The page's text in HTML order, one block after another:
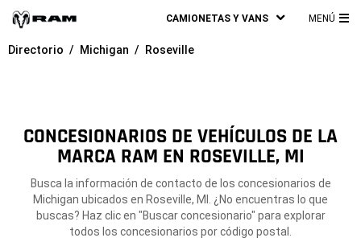
CAMIONETAS Y VANS MENÚ
Directorio Michigan Roseville
CONCESIONARIOS DE VEHÍCULOS DE LA
MARCA RAM EN ROSEVILLE, MI
Busca la información de contacto de los concesionarios de
Michigan ubicados en Roseville, MI. ¿No encuentras lo que
buscas? Haz clic en "Buscar concesionario" para explorar
todos los concesionarios por código postal.